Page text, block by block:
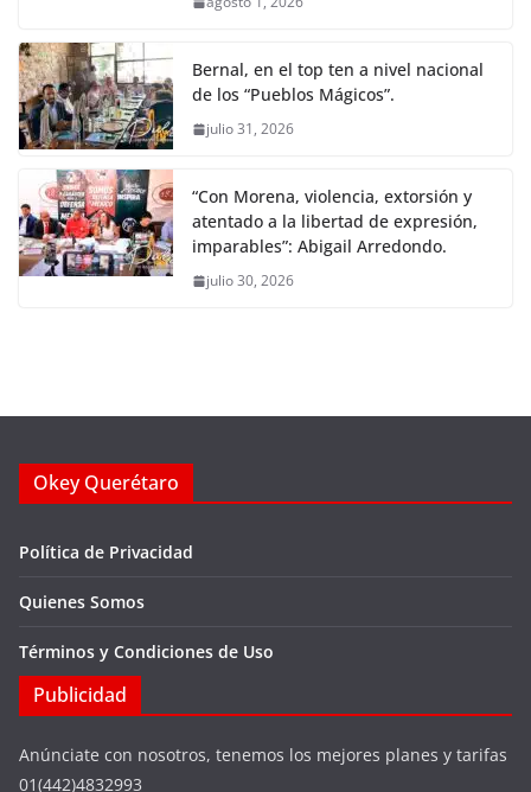
Bernal, en el top ten a nivel nacional
de los “Pueblos Mágicos”.
julio 31, 2026
“Con Morena, violencia, extorsión y
atentado a la libertad de expresión,
imparables”: Abigail Arredondo.
julio 30, 2026
Okey Querétaro
Política de Privacidad
Quienes Somos
Términos y Condiciones de Uso
Publicidad
Anúnciate con nosotros, tenemos los mejores planes y tarifas
01(442)4832993